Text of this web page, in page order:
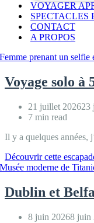
VOYAGER
SPECTACLES
CONTACT
A PROPOS
Voyage solo à
21 juillet 202623
7 min read
Il y a quelques années,
Découvrir cette
Dublin et
8 juin 20268 juin